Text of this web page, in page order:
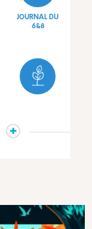
JOURNAL DU
6&8